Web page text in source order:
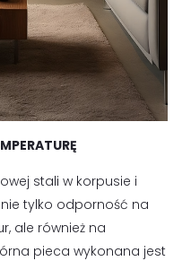
stali w korpusie i
tylko odporność na
ale również na
pieca wykonana jest